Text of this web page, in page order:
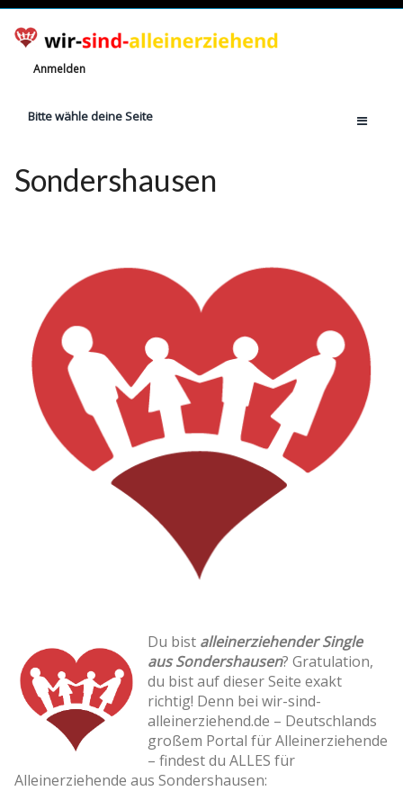
Anmelden
Bitte wähle deine Seite
Jetzt registrieren!
Finanzielle Hilfe
Witze
Wissen
Rechte
Sondershausen
Du bist alleinerziehender Single
aus Sondershausen? Gratulation,
du bist auf dieser Seite exakt
richtig! Denn bei wir-sind-
alleinerziehend.de – Deutschlands
großem Portal für Alleinerziehende
– findest du ALLES für
Alleinerziehende aus Sondershausen: